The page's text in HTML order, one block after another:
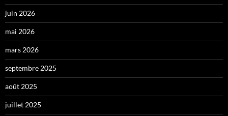
juin 2026
mai 2026
mars 2026
septembre 2025
août 2025
juillet 2025